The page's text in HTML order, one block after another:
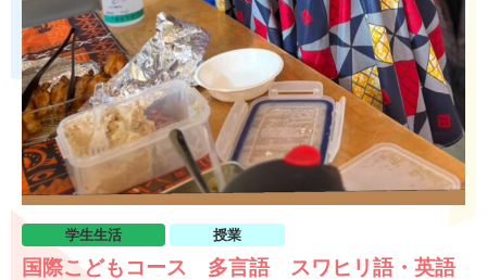
学生生活 授業
国際こどもコース 多言語 スワヒリ語・英語